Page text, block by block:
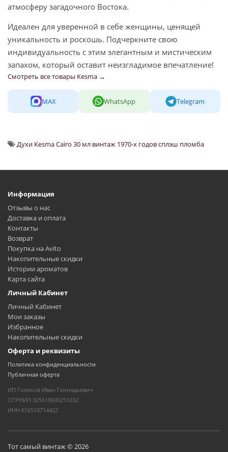
атмосферу загадочного Востока.
Идеален для уверенной в себе женщины, ценящей
уникальность и роскошь. Подчеркните свою
индивидуальность с этим элегантным и мистическим
запахом, который оставит неизгладимое впечатление!
Смотреть все товары Kesma →
MAX WhatsApp Telegram
Духи Kesma Cairo 30 мл винтаж 1970-х годов сплэш пломба
Информация
Отзывы о нас
Доставка и оплата
Контакты
Возврат
Покупка на Avito
Накопительные скидки
Истории ароматов
Карта сайта
Личный Кабинет
Личный Кабинет
Мои заказы
Избранное
Накопительные скидки
Оферта и реквизиты
Политика конфиденциальности
Публичная оферта
ИП Голиков Иван Геннадьевич
ОГРНИП 325619600251032
ИНН 616510714422
Тот самый винтаж © 2026